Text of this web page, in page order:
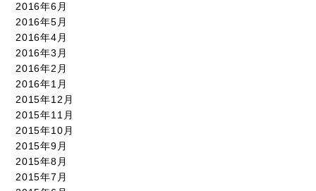
2016年6月
2016年5月
2016年4月
2016年3月
2016年2月
2016年1月
2015年12月
2015年11月
2015年10月
2015年9月
2015年8月
2015年7月